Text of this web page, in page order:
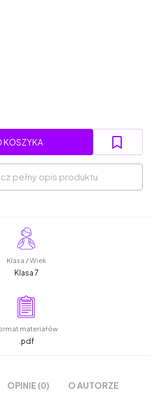
KOSZYKA
pełny opis produktu
Klasa / Wiek
Klasa 7
materiałów
.pdf
OPINIE (0) O AUTORZE